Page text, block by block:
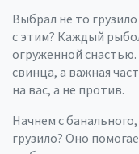
Выбрал не то
с этим? Каждый
огруженной снастью.
свинца, а важная
на вас, а не против.
Начнем с
грузило? Оно